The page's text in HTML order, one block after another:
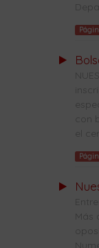
con
el
Más